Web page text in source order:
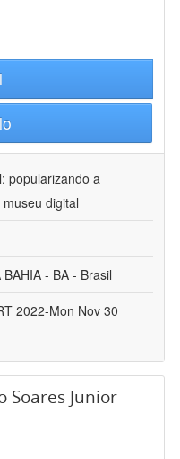
popularizando a
digital
BAHIA - BA - Brasil
2022-Mon Nov 30
Soares Junior